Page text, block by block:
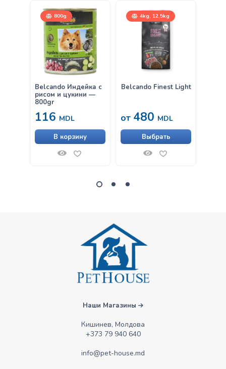
800g
Belcando Индейка с
рисом и цукини —
800gr
116 MDL
В корзину
4kg, 12,5kg
Belcando Finest Light
от 480 MDL
Выбрать
Наши Магазины
Кишинев, Молдова
+373 79 940 640
info@pet-house.md